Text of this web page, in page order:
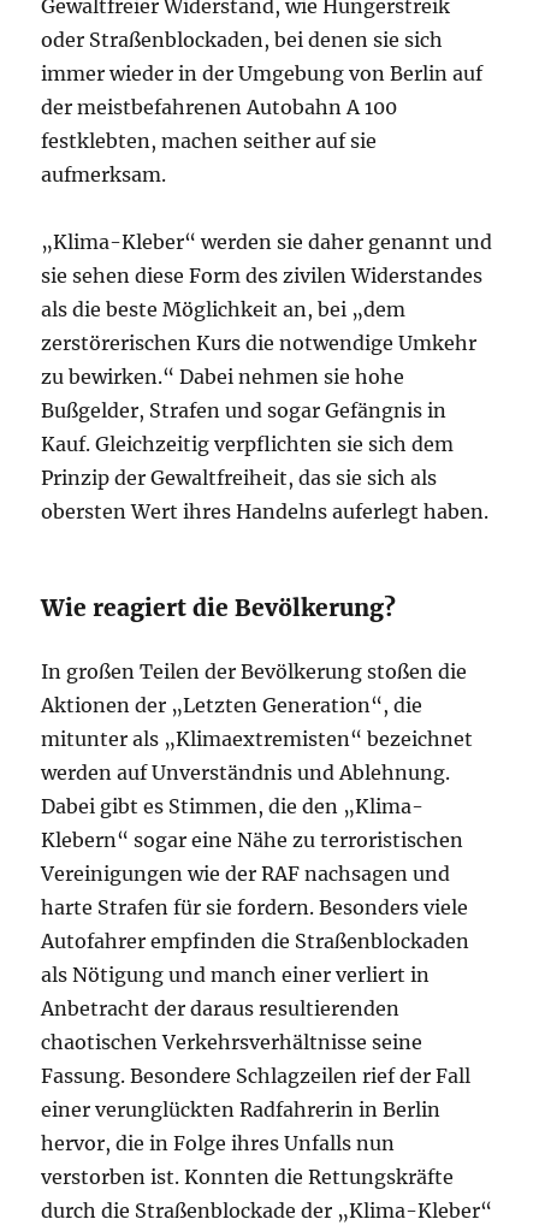
Gewaltfreier Widerstand, wie Hungerstreik
oder Straßenblockaden, bei denen sie sich
immer wieder in der Umgebung von Berlin auf
der meistbefahrenen Autobahn A 100
festklebten, machen seither auf sie
aufmerksam.
„Klima-Kleber“ werden sie daher genannt und
sie sehen diese Form des zivilen Widerstandes
als die beste Möglichkeit an, bei „dem
zerstörerischen Kurs die notwendige Umkehr
zu bewirken.“ Dabei nehmen sie hohe
Bußgelder, Strafen und sogar Gefängnis in
Kauf. Gleichzeitig verpflichten sie sich dem
Prinzip der Gewaltfreiheit, das sie sich als
obersten Wert ihres Handelns auferlegt haben.
Wie reagiert die Bevölkerung?
In großen Teilen der Bevölkerung stoßen die
Aktionen der „Letzten Generation“, die
mitunter als „Klimaextremisten“ bezeichnet
werden auf Unverständnis und Ablehnung.
Dabei gibt es Stimmen, die den „Klima-
Klebern“ sogar eine Nähe zu terroristischen
Vereinigungen wie der RAF nachsagen und
harte Strafen für sie fordern. Besonders viele
Autofahrer empfinden die Straßenblockaden
als Nötigung und manch einer verliert in
Anbetracht der daraus resultierenden
chaotischen Verkehrsverhältnisse seine
Fassung. Besondere Schlagzeilen rief der Fall
einer verunglückten Radfahrerin in Berlin
hervor, die in Folge ihres Unfalls nun
verstorben ist. Konnten die Rettungskräfte
durch die Straßenblockade der „Klima-Kleber“